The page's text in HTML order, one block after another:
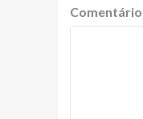
Comentário